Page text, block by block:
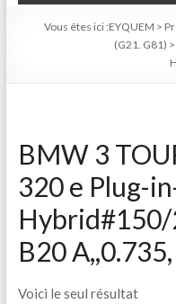
Vous êtes ici :EYQUEM >
(G21. G81) >
BMW 3
320 e Plug-
Hybrid#150/
B20 A,,0.735,
Voici le seul résultat